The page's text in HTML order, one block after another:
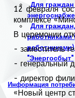
Для
Для
"Энергосбыт"
Информация
12 февраля
комплексе
В церемонии
- заместитель
- генеральный
- директор
«Новый центр